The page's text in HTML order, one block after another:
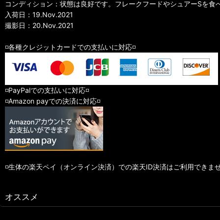
コンディション：状態は良好です。フレークフードやシュアーSを食
入荷日：19.Nov.2021
撮影日：20.Nov.2021
◽️各種クレジットカードでの支払いに対応◽️
◽️PayPalでの支払いに対応◽️
◽️Amazon payでの決済に対応◽️
◽️生体の楽天ペイ（オンライン決済）での楽天ID決済はご利用できませ
オススメ